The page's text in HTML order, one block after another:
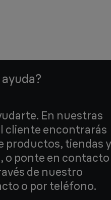
En nuestras
cliente encontrarás
productos, tiendas y
o ponte en contacto
de nuestro
o por teléfono.